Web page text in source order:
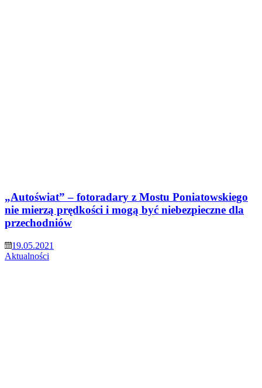
„Autoświat” – fotoradary z Mostu Poniatowskiego
nie mierzą prędkości i mogą być niebezpieczne dla
przechodniów
19.05.2021
Aktualności